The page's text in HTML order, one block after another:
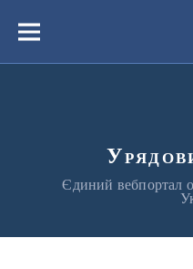
вмістуМеню
Єдиний вебпортал